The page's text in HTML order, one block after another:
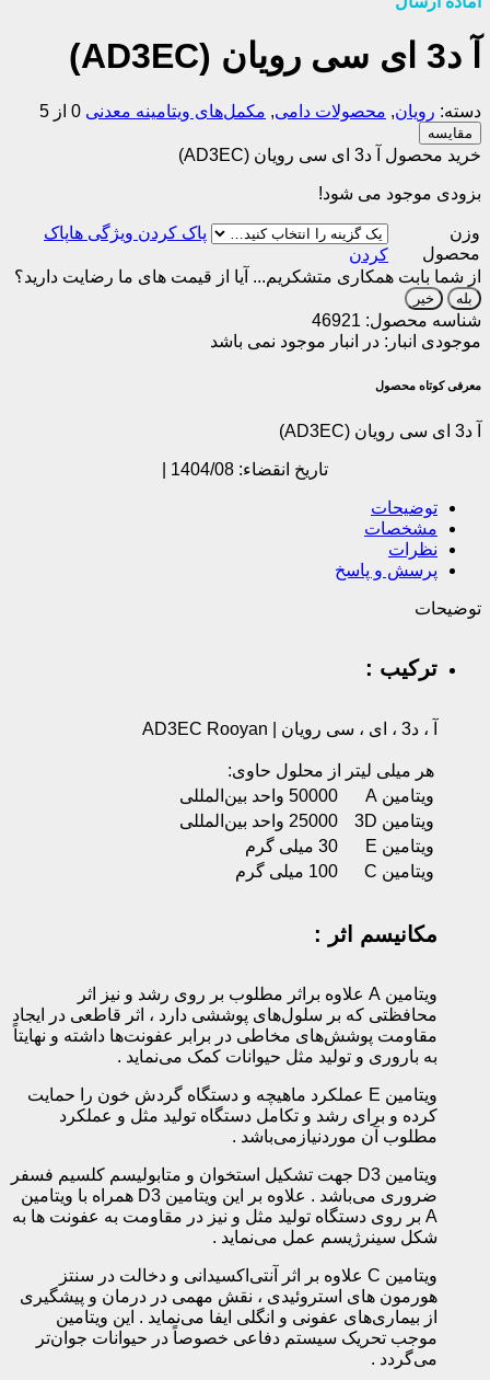
آ د3 ای سی رویان (AD3EC)
دسته: رویان, محصولات دامی, مکمل‌های ویتامینه معدنی 0 از 5
مقایسه
خرید محصول آ د3 ای سی رویان (AD3EC)
بزودی موجود می شود!
وزن
محصول
پاک
کردن
از شما بابت همکاری متشکریم... آیا از قیمت های ما رضایت دارید؟
بله خیر
شناسه محصول: 46921
موجودی انبار: در انبار موجود نمی باشد
معرفی کوتاه محصول
آ د3 ای سی رویان (AD3EC)
تاریخ انقضاء: 1404/08 |
توضیحات
مشخصات
نظرات
پرسش و پاسخ
توضیحات
ترکیب :
آ ، د3 ، ای ، سی رویان | AD3EC Rooyan
هر میلی لیتر از محلول حاوی:‌
ویتامین A
50000 واحد‌ بین‌المللی‌
ویتامین 3D‌‌
25000 واحد‌ بین‌المللی
ویتامین E‌
30 میلی گرم‌ ‌
ویتامین C‌
100 میلی گرم‌ ‌
مکانیسم اثر :
ویتامین A‌ علاوه براثر مطلوب بر روی رشد و نیز اثر
محافظتی که بر سلول‌های پوششی دارد ، اثر قاطعی در ایجاد
مقاومت پوشش‌های مخاطی در برابر عفونت‌ها داشته و نهایتاً
به باروری و تولید مثل حیوانات کمک می‌نماید .‌
ویتامین ‌E‌ عملکرد ماهیچه و دستگاه گردش خون را حمایت
کرده و برای رشد و تکامل دستگاه تولید مثل و عملکرد
مطلوب آن موردنیازمی‌باشد .‌
ویتامین ‌‌D3 جهت تشکیل استخوان و متابولیسم کلسیم فسفر
ضروری می‌باشد . علاوه بر این ویتامین ‌‌D3 همراه با ویتامین
‌A‌ بر روی دستگاه تولید مثل و نیز در مقاومت به عفونت ها به
شکل سینرژیسم عمل می‌نماید .‌
ویتامین C علاوه بر اثر آنتی‌اکسیدانی و دخالت در سنتز
هورمون های استروئیدی ، نقش مهمی در درمان و پیشگیری
از بیماری‌های عفونی و انگلی ایفا می‌نماید . این ویتامین
موجب تحریک سیستم دفاعی خصوصاً در حیوانات جوان‌تر
می‌گردد .‌‌ ‌‌ ‌